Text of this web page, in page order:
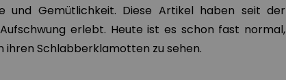
und Gemütlichkeit. Diese Artikel haben seit der
erlebt. Heute ist es schon fast normal,
ihren Schlabberklamotten zu sehen.